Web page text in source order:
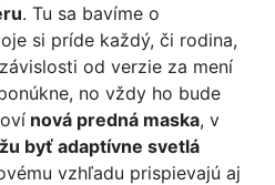
. Tu sa bavíme o
si príde každý, či rodina,
od verzie za mení
no vždy ho bude
nová predná maska, v
byť adaptívne svetlá
vzhľadu prispievajú aj